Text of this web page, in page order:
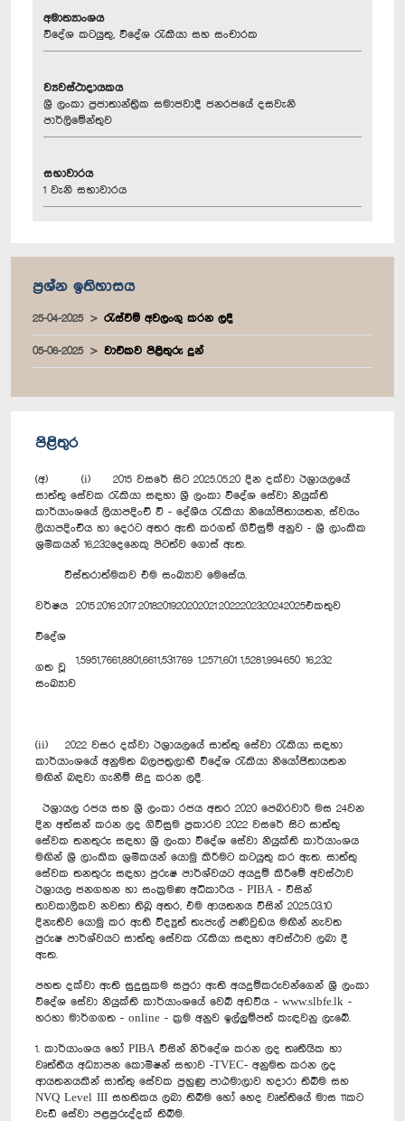
අමාත්‍යාංශය
විදේශ කටයුතු, විදේශ රැකියා සහ සංචාරක
ව්‍යවස්ථාදායකය
ශ්‍රී ලංකා ප්‍රජාතාන්ත්‍රික සමාජවාදී ජනරජයේ දසවැනි
පාර්ලිමේන්තුව
සභාවාරය
1 වැනි සභාවාරය
ප්‍රශ්න ඉතිහාසය
25-04-2025 රැස්වීම් අවලංගු කරන ලදී
05-06-2025 වාචිකව පිළිතුරු දුන්
පිළිතුර
(අ) (i) 2015 වසරේ සිට 2025.05.20 දින දක්වා ඊශ්‍රායලයේ
සාත්තු සේවක රැකියා සඳහා ශ්‍රී ලංකා විදේශ සේවා නියුක්ති
කාර්යාංශයේ ලියාපදිංචි වී - දේශීය රැකියා නියෝජිතායතන, ස්වයං
ලියාපදිංචිය හා දෙරට අතර ඇති කරගත් ගිවිසුම් අනුව - ශ්‍රී ලාංකික
ශ්‍රමිකයන් 16,232දෙනෙකු පිටත්ව ගොස් ඇත.
විස්තරාත්මකව එම සංඛ්‍යාව මෙසේය.
වර්ෂය 20152016201720182019202020212022202320242025එකතුව
විදේශ
ගත වූ
සංඛ්‍යාව
1,5951,7661,8801,6611,531769 1,2571,601 1,5281,994650 16,232
(ii) 2022 වසර දක්වා ඊශ්‍රායලයේ සාත්තු සේවා රැකියා සඳහා
කාර්යාංශයේ අනුමත බලපත්‍රලාභී විදේශ රැකියා නියෝජිතායතන
මඟින් බඳවා ගැනීම් සිදු කරන ලදී.
ඊශ්‍රායල රජය සහ ශ්‍රී ලංකා රජය අතර 2020 පෙබරවාරි මස 24වන
දින අත්සන් කරන ලද ගිවිසුම ප්‍රකාරව 2022 වසරේ සිට සාත්තු
සේවක තනතුරු සඳහා ශ්‍රී ලංකා විදේශ සේවා නියුක්ති කාර්යාංශය
මඟින් ශ්‍රී ලාංකික ශ්‍රමිකයන් යොමු කිරීමට කටයුතු කර ඇත. සාත්තු
සේවක තනතුරු සඳහා පුරුෂ පාර්ශ්වයට අයදුම් කිරීමේ අවස්ථාව
ඊශ්‍රායල ජනගහන හා සංක්‍රමණ අධිකාරිය - PIBA - විසින්
තාවකාලිකව නවතා තිබූ අතර, එම ආයතනය විසින් 2025.03.10
දිනැතිව යොමු කර ඇති විද්‍යුත් තැපැල් පණිවුඩය මඟින් නැවත
පුරුෂ පාර්ශ්වයට සාත්තු සේවක රැකියා සඳහා අවස්ථාව ලබා දී
ඇත.
පහත දක්වා ඇති සුදුසුකම සපුරා ඇති අයදුම්කරුවන්ගෙන් ශ්‍රී ලංකා
විදේශ සේවා නියුක්ති කාර්යාංශයේ වෙබ් අඩවිය - www.slbfe.lk -
හරහා මාර්ගගත - online - ක්‍රම අනුව ඉල්ලුම්පත් කැඳවනු ලැබේ.
1. කාර්යාංශය හෝ PIBA විසින් ‍නිර්දේශ කරන ලද තෘතීයික හා
වෘත්තීය අධ්‍යාපන කොමිෂන් සභාව -TVEC- අනුමත කරන ලද
ආයතනයකින් සාත්තු සේවක පුහුණු පාඨමාලාව හදාරා තිබීම සහ
NVQ Level III සහතිකය ලබා තිබීම හෝ හෙද වෘත්තියේ මාස 11කට
වැඩි සේවා පළපුරුද්දක් තිබීම.